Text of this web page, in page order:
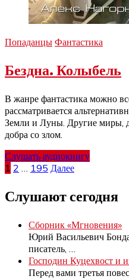
Попаданцы Фантастика
Бездна. Колыбель
В жанре фантастика можно
рассматривается
Земли и Луны. Другие миры,
добра со злом.
Слушать аудиокнигу
Пагинация
записей
1 2 195 Далее
Слушают сегодня
Сборник «Мгновения»
Юрий Васильевич
писатель,
Господин Куцехвост и
Перед вами третья